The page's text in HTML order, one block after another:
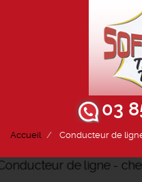
03
Accueil Conducteur de